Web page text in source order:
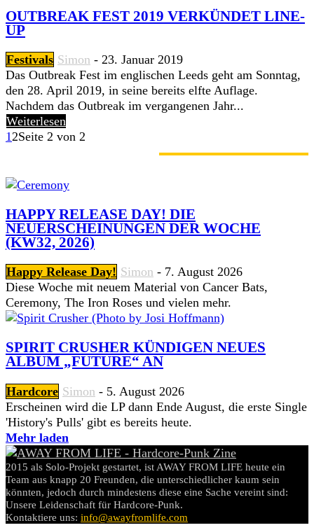
OUTBREAK FEST 2019 VERKÜNDET LINE-
UP
Festivals Simon - 23. Januar 2019
Das Outbreak Fest im englischen Leeds geht am Sonntag,
den 28. April 2019, in seine bereits elfte Auflage.
Nachdem das Outbreak im vergangenen Jahr...
Weiterlesen
12Seite 2 von 2
HAPPY RELEASE DAY! DIE
NEUERSCHEINUNGEN DER WOCHE
(KW32, 2026)
Happy Release Day! Simon - 7. August 2026
Diese Woche mit neuem Material von Cancer Bats,
Ceremony, The Iron Roses und vielen mehr.
SPIRIT CRUSHER KÜNDIGEN NEUES
ALBUM „FUTURE“ AN
Hardcore Simon - 5. August 2026
Erscheinen wird die LP dann Ende August, die erste Single
'History's Pulls' gibt es bereits heute.
Mehr laden
2015 als Solo-Projekt gestartet, ist AWAY FROM LIFE heute ein
Team aus knapp 20 Freunden, die unterschiedlicher kaum sein
könnten, jedoch durch mindestens diese eine Sache vereint sind:
Unsere Leidenschaft für Hardcore-Punk.
Kontaktiere uns: info@awayfromlife.com